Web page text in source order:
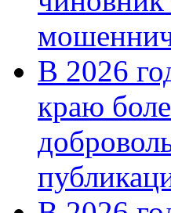
В 2026
краю